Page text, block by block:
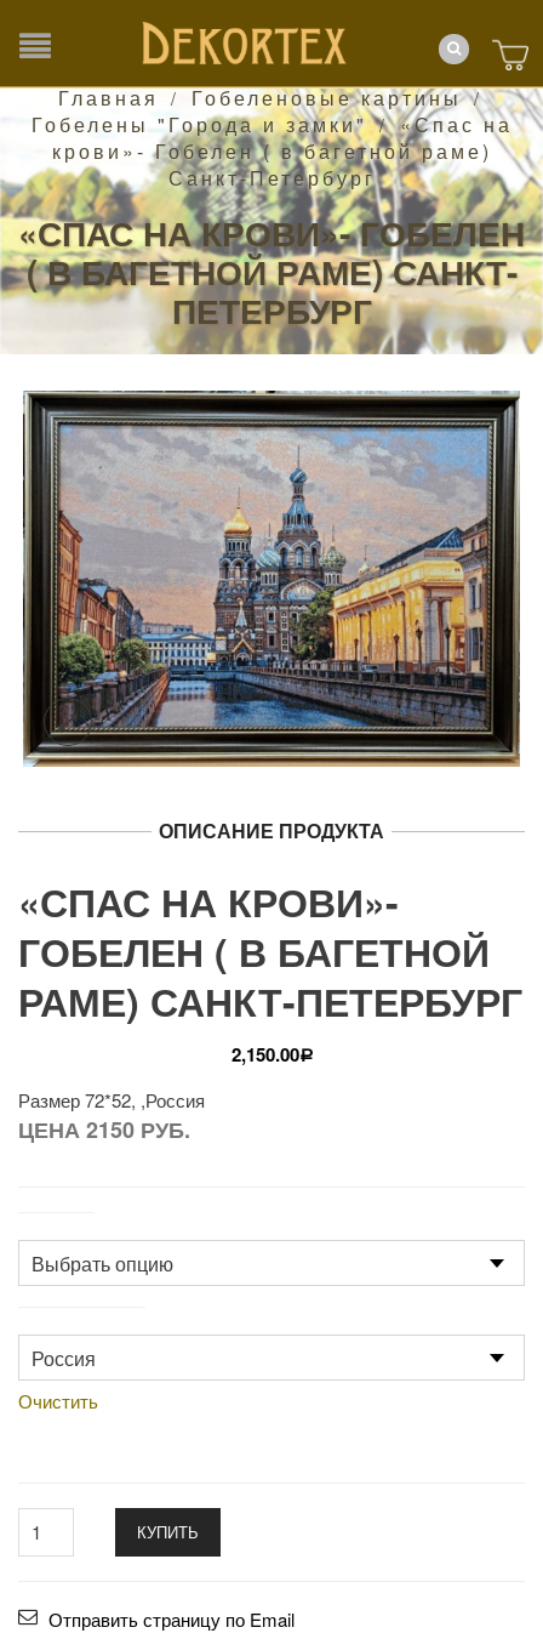
Главная / Гобеленовые картины /
Гобелены "Города и замки" /«Спас на
крови»- Гобелен ( в багетной раме)
Санкт-Петербург
«СПАС НА КРОВИ»- ГОБЕЛЕН
( В БАГЕТНОЙ РАМЕ) САНКТ-
ПЕТЕРБУРГ
ОПИСАНИЕ ПРОДУКТА
«СПАС НА КРОВИ»-
ГОБЕЛЕН ( В БАГЕТНОЙ
РАМЕ) САНКТ-ПЕТЕРБУРГ
2,150.00Р
Размер 72*52, ,Россия
ЦЕНА 2150 РУБ.
Очистить
КУПИТЬ
Отправить страницу по Email